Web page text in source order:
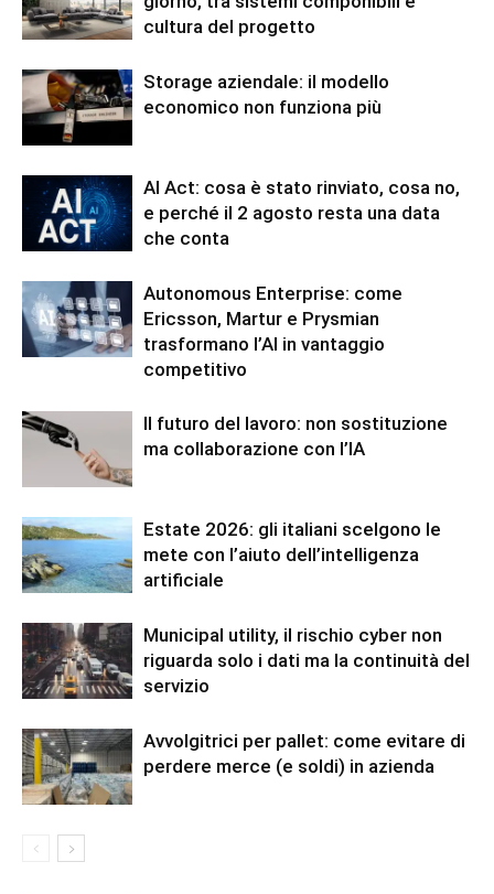
cultura del progetto
Storage aziendale: il modello
economico non funziona più
AI Act: cosa è stato rinviato, cosa no,
e perché il 2 agosto resta una data
che conta
Autonomous Enterprise: come
Ericsson, Martur e Prysmian
trasformano l’AI in vantaggio
competitivo
Il futuro del lavoro: non sostituzione
ma collaborazione con l’IA
Estate 2026: gli italiani scelgono le
mete con l’aiuto dell’intelligenza
artificiale
Municipal utility, il rischio cyber non
riguarda solo i dati ma la continuità del
servizio
Avvolgitrici per pallet: come evitare di
perdere merce (e soldi) in azienda